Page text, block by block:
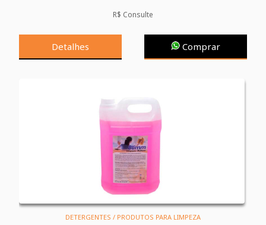
R$ Consulte
Detalhes Comprar
DETERGENTES / PRODUTOS PARA LIMPEZA